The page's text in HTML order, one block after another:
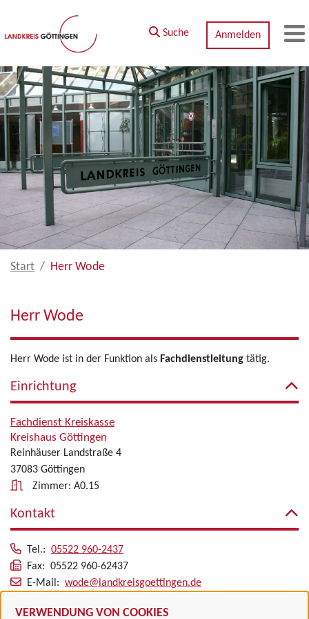
Zum Hauptinhalt springen
VERWENDUNG VON COOKIES
Suche Anmelden
Start Herr Wode
Herr Wode
Herr Wode ist in der Funktion als Fachdienstleitung tätig.
Einrichtung
Fachdienst Kreiskasse
Kreishaus Göttingen
Reinhäuser Landstraße 4
37083 Göttingen
Zimmer: A0.15
Kontakt
Tel.: 05522 960-2437
Fax: 05522 960-62437
E-Mail: wode@landkreisgoettingen.de
Alle zugeordneten Einrichtungen